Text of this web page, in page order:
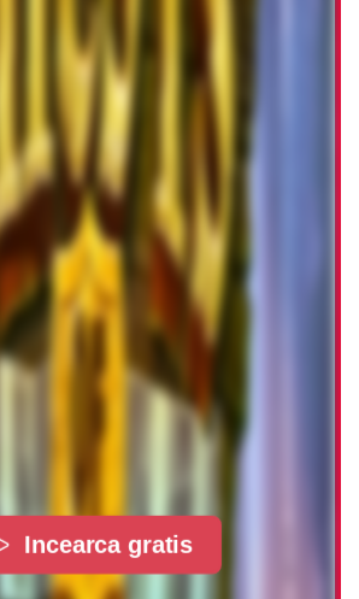
Incearca gratis